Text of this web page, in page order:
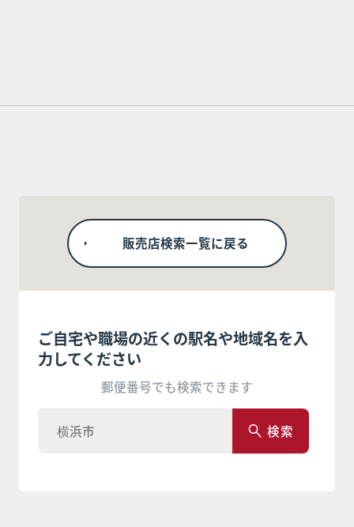
販売店検索一覧に戻る
ご自宅や職場の近くの駅名や地域名を入
力してください
郵便番号でも検索できます
検索